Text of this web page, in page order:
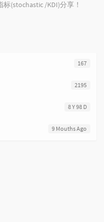
(stochastic /KDI)分享！
167
2195
8 Y 98 D
9 Mouths Ago